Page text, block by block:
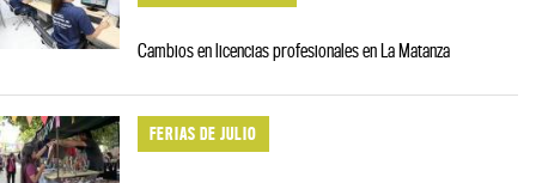
Cambios en licencias profesionales en La Matanza
FERIAS DE JULIO